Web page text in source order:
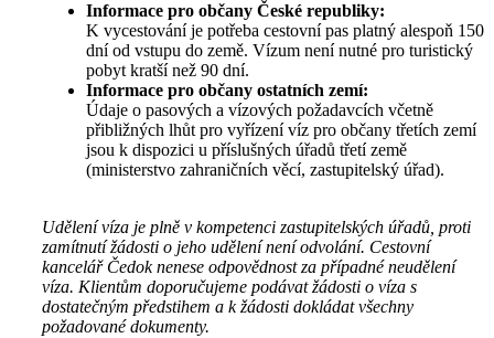
Informace pro občany České republiky:
K vycestování je potřeba cestovní pas platný alespoň 150
dní od vstupu do země. Vízum není nutné pro turistický
pobyt kratší než 90 dní.
Informace pro občany ostatních zemí:
Údaje o pasových a vízových požadavcích včetně
přibližných lhůt pro vyřízení víz pro občany třetích zemí
jsou k dispozici u příslušných úřadů třetí země
(ministerstvo zahraničních věcí, zastupitelský úřad).
Udělení víza je plně v kompetenci zastupitelských úřadů, proti
zamítnutí žádosti o jeho udělení není odvolání. Cestovní
kancelář Čedok nenese odpovědnost za případné neudělení
víza. Klientům doporučujeme podávat žádosti o víza s
dostatečným předstihem a k žádosti dokládat všechny
požadované dokumenty.